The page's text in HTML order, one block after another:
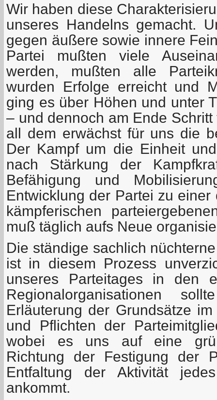
Wir haben diese
unseres Handelns gemacht.
gegen äußere sowie innere
Partei mußten viele
werden, mußten alle
wurden Erfolge erreicht und
ging es über Höhen und unter
– und dennoch am Ende
all dem erwächst für uns die
Der Kampf um die Einheit
nach Stärkung der
Befähigung und
Entwicklung der Partei zu
kämpferischen
muß täglich aufs Neue
Die ständige sachlich
ist in diesem Prozess
unseres Parteitages in den
Regionalorganisationen
Erläuterung der Grundsätze
und Pflichten der
wobei es uns auf eine
Richtung der Festigung der
Entfaltung der Aktivität
ankommt.